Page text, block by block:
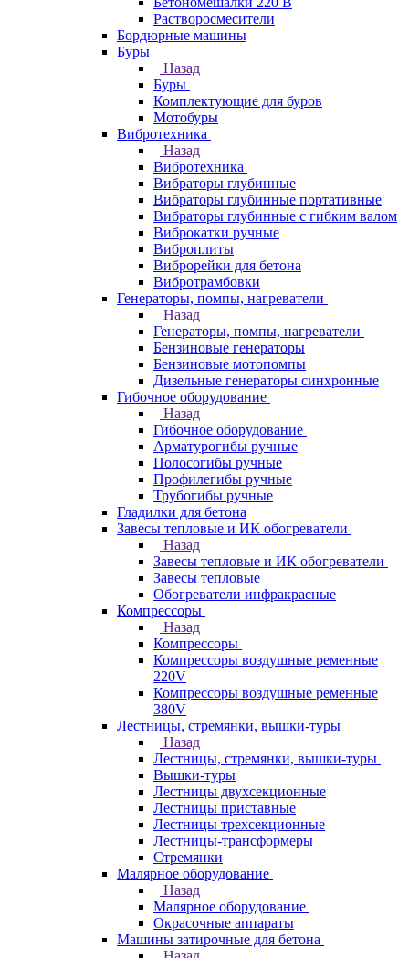
Растворосмесители
Бордюрные машины
Буры
Назад
Буры
Комплектующие для буров
Мотобуры
Вибротехника
Назад
Вибротехника
Вибраторы глубинные
Вибраторы глубинные портативные
Вибраторы глубинные с гибким валом
Виброкатки ручные
Виброплиты
Виброрейки для бетона
Вибротрамбовки
Генераторы, помпы, нагреватели
Назад
Генераторы, помпы, нагреватели
Бензиновые генераторы
Бензиновые мотопомпы
Дизельные генераторы синхронные
Гибочное оборудование
Назад
Гибочное оборудование
Арматурогибы ручные
Полосогибы ручные
Профилегибы ручные
Трубогибы ручные
Гладилки для бетона
Завесы тепловые и ИК обогреватели
Назад
Завесы тепловые и ИК обогреватели
Завесы тепловые
Обогреватели инфракрасные
Компрессоры
Назад
Компрессоры
Компрессоры воздушные ременные
220V
Компрессоры воздушные ременные
380V
Лестницы, стремянки, вышки-туры
Назад
Лестницы, стремянки, вышки-туры
Вышки-туры
Лестницы двухсекционные
Лестницы приставные
Лестницы трехсекционные
Лестницы-трансформеры
Стремянки
Малярное оборудование
Назад
Малярное оборудование
Окрасочные аппараты
Машины затирочные для бетона